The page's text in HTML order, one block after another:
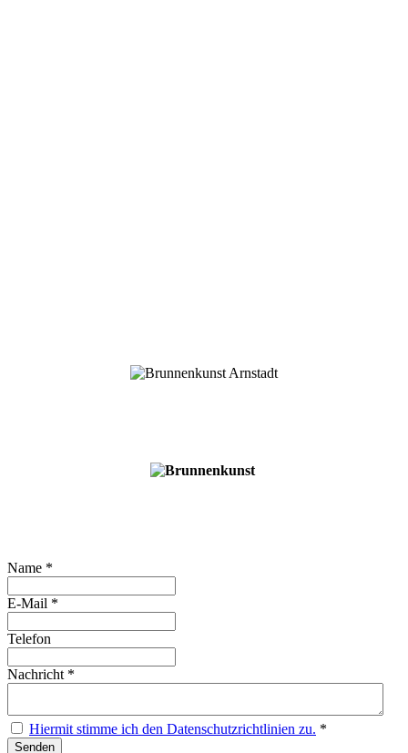
Name *
E-Mail *
Telefon
Nachricht *
Hiermit stimme ich den Datenschutzrichtlinien zu. *
Senden